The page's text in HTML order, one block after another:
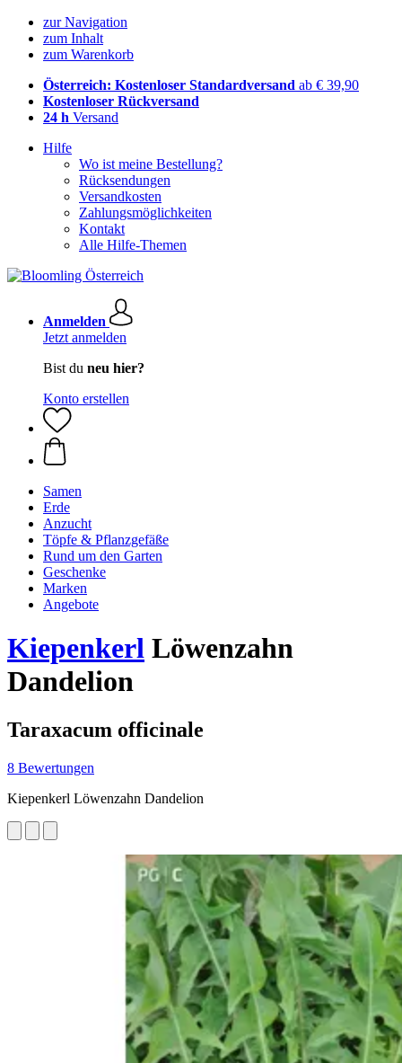
zur Navigation
zum Inhalt
zum Warenkorb
Österreich: Kostenloser Standardversand ab € 39,90
Kostenloser Rückversand
24 h Versand
Hilfe
Wo ist meine Bestellung?
Rücksendungen
Versandkosten
Zahlungsmöglichkeiten
Kontakt
Alle Hilfe-Themen
Anmelden
Jetzt anmelden
Bist du neu hier?
Konto erstellen
Samen
Erde
Anzucht
Töpfe & Pflanzgefäße
Rund um den Garten
Geschenke
Marken
Angebote
Kiepenkerl Löwenzahn
Dandelion
Taraxacum officinale
8 Bewertungen
Kiepenkerl Löwenzahn Dandelion